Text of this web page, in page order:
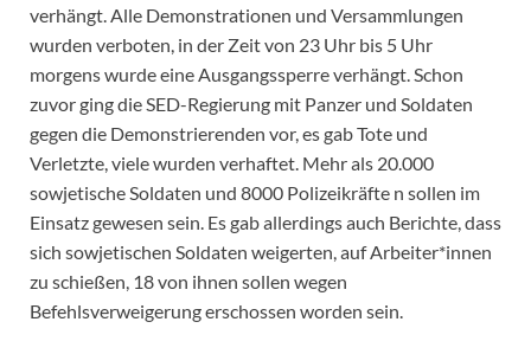
verhängt. Alle Demonstrationen und Versammlungen
wurden verboten, in der Zeit von 23 Uhr bis 5 Uhr
morgens wurde eine Ausgangssperre verhängt. Schon
zuvor ging die SED-Regierung mit Panzer und Soldaten
gegen die Demonstrierenden vor, es gab Tote und
Verletzte, viele wurden verhaftet. Mehr als 20.000
sowjetische Soldaten und 8000 Polizeikräfte n sollen im
Einsatz gewesen sein. Es gab allerdings auch Berichte, dass
sich sowjetischen Soldaten weigerten, auf Arbeiter*innen
zu schießen, 18 von ihnen sollen wegen
Befehlsverweigerung erschossen worden sein.